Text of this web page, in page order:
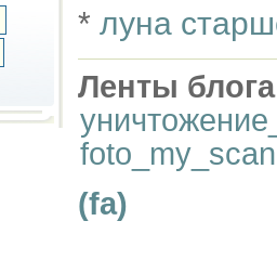
* луна
Ленты
foto_my_scan
(fa)